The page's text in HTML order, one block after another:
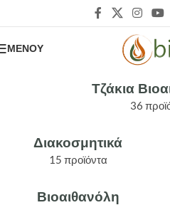
ΜΕΝΟΎ Τζάκια
Τζάκια
36
Διακοσμητικά
15 προϊόντα
Βιοαιθανόλη